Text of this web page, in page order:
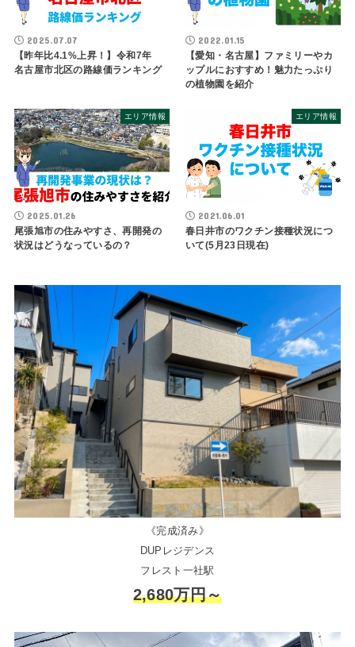
2025.07.07
【昨年比4.1%上昇！】令和7年
名古屋市北区の路線価ランキング
2022.01.15
【愛知・名古屋】ファミリーやカ
ップルにおすすめ！魅力たっぷり
の植物園を紹介
エリア情報
2025.01.26
尾張旭市の住みやすさ、再開発の
状況はどうなっているの？
エリア情報
2021.06.01
春日井市のワクチン接種状況につ
いて(5月23日現在)
《完成済み》
DUPレジデンス
フレスト一社駅
2,680万円～